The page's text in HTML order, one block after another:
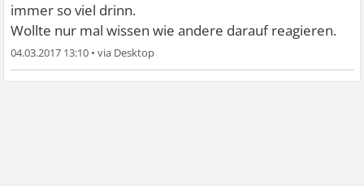
immer so viel drinn.
Wollte nur mal wissen wie andere darauf reagieren.
04.03.2017 13:10 •